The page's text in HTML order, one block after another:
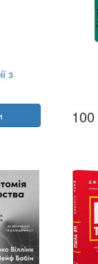
з
100